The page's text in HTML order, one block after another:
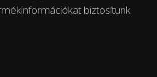
biztosítunk